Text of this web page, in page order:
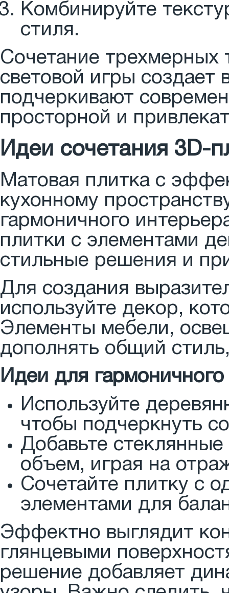
Комбинируйте
стиля.
Сочетание трехмерных
световой игры
подчеркивают
просторной и
Идеи сочетания 3D-
Матовая плитка с
кухонному
гармоничного
плитки с элементами
стильные решения и
Для создания
используйте декор,
Элементы мебели,
дополнять общий
Идеи для гармоничного
Используйте
чтобы подчеркнуть
Добавьте
объем, играя на
Сочетайте плитку с
элементами для
Эффектно выглядит
глянцевыми
решение добавляет